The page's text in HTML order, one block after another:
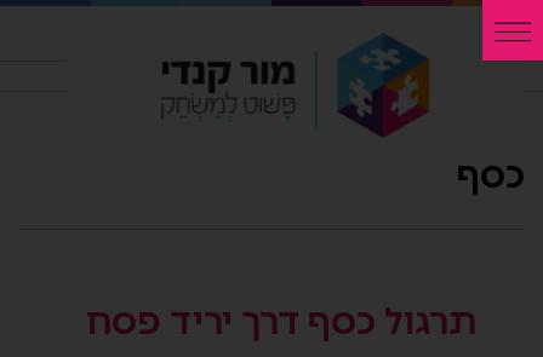
כסף
תרגול כסף דרך יריד פסח